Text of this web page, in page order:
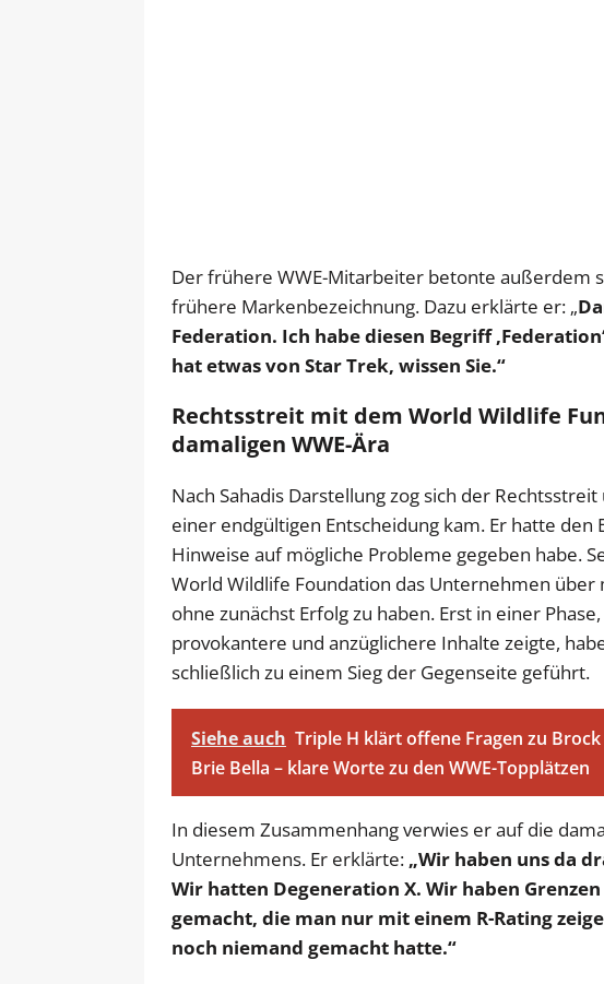
Der frühere WWE-Mitarbeiter betonte außerdem
frühere Markenbezeichnung. Dazu erklärte er: „
Federation. Ich habe diesen Begriff
hat etwas von Star Trek, wissen Sie.“
Rechtsstreit mit dem World Wildlife
damaligen WWE-Ära
Nach Sahadis Darstellung zog sich der
einer endgültigen Entscheidung kam. Er hatte den
Hinweise auf mögliche Probleme gegeben habe.
World Wildlife Foundation das Unternehmen über
ohne zunächst Erfolg zu haben. Erst in einer
provokantere und anzüglichere Inhalte zeigte,
schließlich zu einem Sieg der Gegenseite geführt.
Siehe auch Triple H klärt offene Fragen zu
Brie Bella – klare Worte zu den WWE-Topplätzen
In diesem Zusammenhang verwies er auf die
Unternehmens. Er erklärte: „Wir haben uns da
Wir hatten Degeneration X. Wir haben
gemacht, die man nur mit einem R-Rating
noch niemand gemacht hatte.“